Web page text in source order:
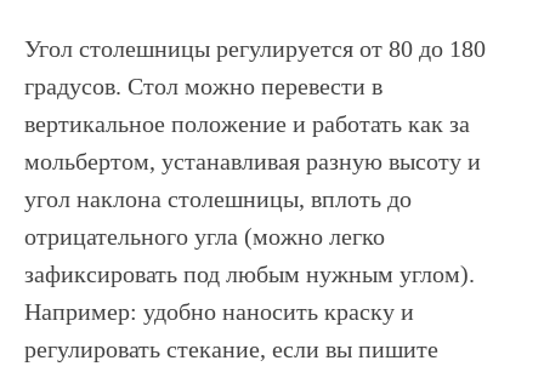
Угол столешницы регулируется от 80 до 180
градусов. Стол можно перевести в
вертикальное положение и работать как за
мольбертом, устанавливая разную высоту и
угол наклона столешницы, вплоть до
отрицательного угла (можно легко
зафиксировать под любым нужным углом).
Например: удобно наносить краску и
регулировать стекание, если вы пишите